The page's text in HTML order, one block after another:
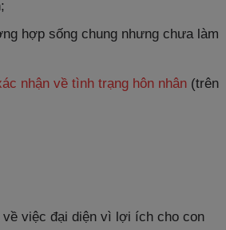
hợp sống chung nhưng chưa làm
nhận về tình trạng hôn nhân (trên
việc đại diện vì lợi ích cho con